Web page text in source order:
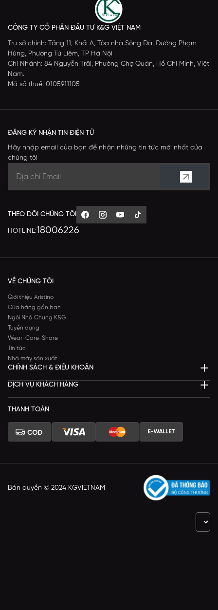
CÔNG TY CỔ PHẦN ĐẦU TƯ K&G VIỆT NAM
Trụ sở chính: Tầng 11, Khối A, Tòa nhà Sông Đà, Đường Phạm
Hùng, Phường Từ Liêm, TP Hà Nội
Chi Nhánh: 84 Nguyễn Trãi, Phường Chợ Quán, Hồ Chí Minh, Việt
Nam.
Mã số thuế: 0105911105
ĐĂNG KÝ NHẬN TIN ĐIỆN TỬ
Hãy nhập email của bạn để nhận những tin tức mới nhất của
chúng tôi
THEO DÕI CHÚNG TÔI
HOTLINE:18006226
VỀ CHÚNG TÔI
Giới thiệu Aristino
Cửa hàng gần bạn
Ngôi Nhà Chung K&G
Tuyển dụng
Wear-Care-Share
Tin tức
Nhà máy sản xuất
CHÍNH SÁCH & ĐIỀU KHOẢN
DỊCH VỤ KHÁCH HÀNG
THANH TOÁN
Bản quyền © 2024 KGVIETNAM